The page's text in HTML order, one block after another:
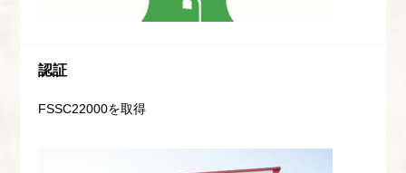
認証
FSSC22000を取得